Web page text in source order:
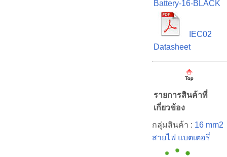
Battery-16-BLACK
IEC02
Datasheet
รายการสินค้าที่
เกี่ยวข้อง
กลุ่มสินค้า : 16 mm2
สายไฟ แบตเตอรี่